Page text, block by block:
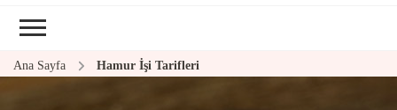
Ana Sayfa Hamur İşi Tarifleri